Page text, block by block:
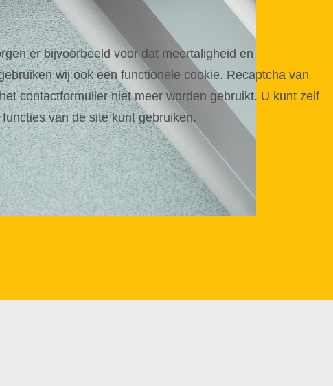
er bijvoorbeeld voor dat meertaligheid en
wij ook een functionele cookie. Recaptcha van
contactformulier niet meer worden gebruikt. U kunt zelf
van de site kunt gebruiken.